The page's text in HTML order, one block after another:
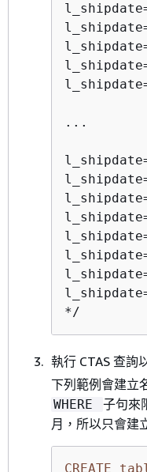
...
*/
執行 CTAS 查詢
下列範例會建立
WHERE 子句來
月，所以只會建
CREATE